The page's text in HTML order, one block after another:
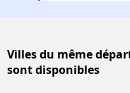
Villesdu même
sont disponibles